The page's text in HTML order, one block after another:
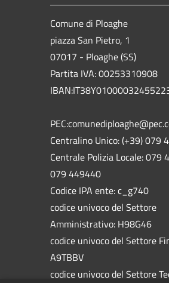
Comune di Ploaghe
piazza San Pietro, 1
07017 - Ploaghe (SS)
Partita IVA: 00253310908
Centralino Unico: (+39) 079
Centrale Polizia Locale: 079
079 449440
Codice IPA ente: c_g740
codice univoco del Settore
Amministrativo: H98G46
codice univoco del Settore
A9TBBV
codice univoco del Settore